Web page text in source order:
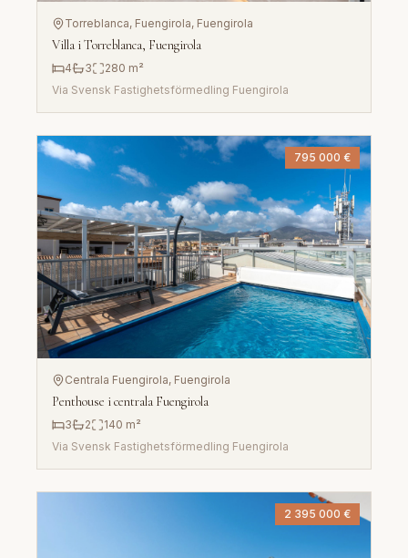
Torreblanca, Fuengirola, Fuengirola
Villa i Torreblanca, Fuengirola
4 3 280 m²
Via Svensk Fastighetsförmedling Fuengirola
795 000 €
Centrala Fuengirola, Fuengirola
Penthouse i centrala Fuengirola
3 2 140 m²
Via Svensk Fastighetsförmedling Fuengirola
2 395 000 €